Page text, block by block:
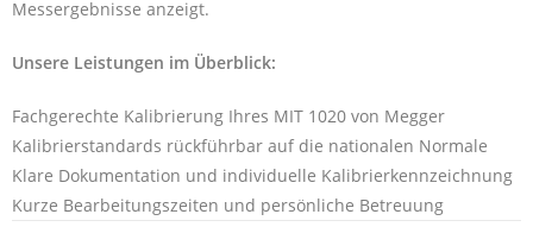
Messergebnisse anzeigt.
Unsere Leistungen im Überblick:
Fachgerechte Kalibrierung Ihres MIT 1020 von Megger
Kalibrierstandards rückführbar auf die nationalen Normale
Klare Dokumentation und individuelle Kalibrierkennzeichnung
Kurze Bearbeitungszeiten und persönliche Betreuung